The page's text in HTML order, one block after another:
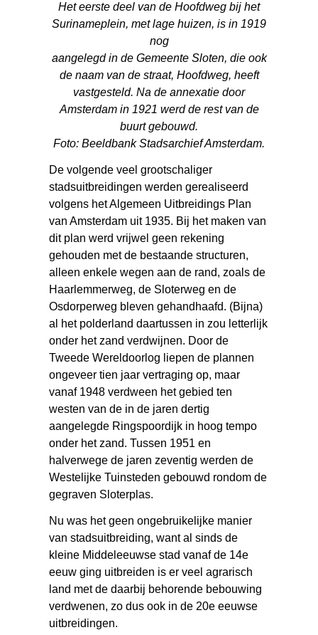
Het eerste deel van de Hoofdweg bij het
Surinameplein, met lage huizen, is in 1919
nog
aangelegdin de Gemeente Sloten, die ook
de naam van de straat, Hoofdweg, heeft
vastgesteld. Na de annexatie door
Amsterdam in 1921 werd de rest van de
buurt gebouwd.
Foto: Beeldbank Stadsarchief Amsterdam.
De volgende veel grootschaliger
stadsuitbreidingen werden gerealiseerd
volgens het Algemeen Uitbreidings Plan
van Amsterdam uit 1935. Bij het maken van
dit plan werd vrijwel geen rekening
gehouden met de bestaande structuren,
alleen enkele wegen aan de rand, zoals de
Haarlemmerweg, de Sloterweg en de
Osdorperweg bleven gehandhaafd. (Bijna)
al het polderland daartussen in zou letterlijk
onder het zand verdwijnen. Door de
Tweede Wereldoorlog liepen de plannen
ongeveer tien jaar vertraging op, maar
vanaf 1948 verdween het gebied ten
westen van de in de jaren dertig
aangelegde Ringspoordijk in hoog tempo
onder het zand. Tussen 1951 en
halverwege de jaren zeventig werden de
Westelijke Tuinsteden gebouwd rondom de
gegraven Sloterplas.
Nu was het geen ongebruikelijke manier
van stadsuitbreiding, want al sinds de
kleine Middeleeuwse stad vanaf de 14e
eeuw ging uitbreiden is er veel agrarisch
land met de daarbij behorende bebouwing
verdwenen, zo dus ook in de 20e eeuwse
uitbreidingen.